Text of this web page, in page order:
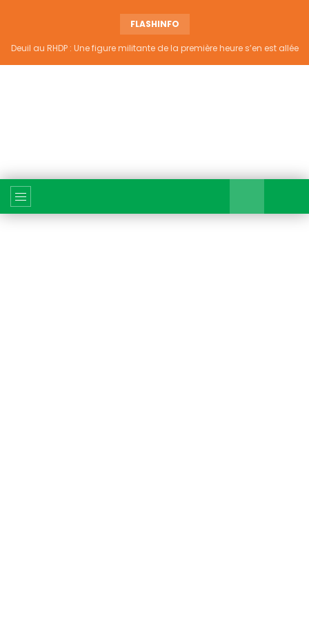
FLASHINFO
Deuil au RHDP : Une figure militante de la première heure s’en est allée